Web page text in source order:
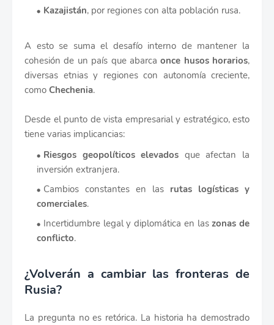
Kazajistán, por regiones con alta población rusa.
A esto se suma el desafío interno de mantener la
cohesión de un país que abarcaonce husos horarios,
diversas etnias y regiones con autonomía creciente,
como Chechenia.
Desde el punto de vista empresarial y estratégico, esto
tiene varias implicancias:
Riesgos geopolíticos elevados que afectan la
inversión extranjera.
Cambios constantes en las rutas logísticas y
comerciales.
Incertidumbre legal y diplomática en laszonas de
conflicto.
¿Volverán a cambiar las fronteras de
Rusia?
La pregunta no es retórica. La historia ha demostrado